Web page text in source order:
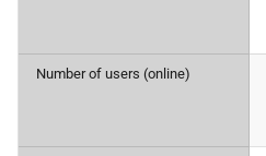
Number of users (online)